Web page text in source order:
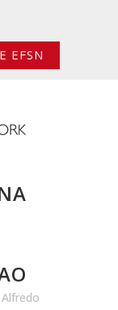
EFSN
Alfredo